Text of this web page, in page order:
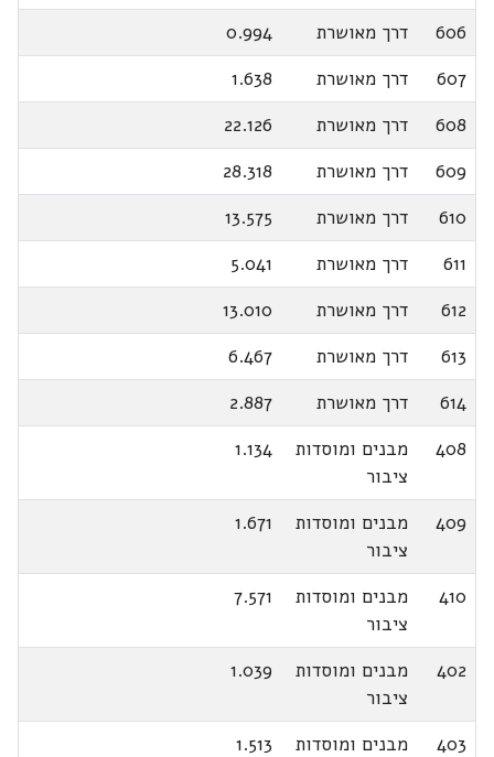
606
דרך מאושרת
0.994
607
דרך מאושרת
1.638
608
דרך מאושרת
22.126
609
דרך מאושרת
28.318
610
דרך מאושרת
13.575
611
דרך מאושרת
5.041
612
דרך מאושרת
13.010
613
דרך מאושרת
6.467
614
דרך מאושרת
2.887
408
מבנים ומוסדות
ציבור
1.134
409
מבנים ומוסדות
ציבור
1.671
410
מבנים ומוסדות
ציבור
7.571
402
מבנים ומוסדות
ציבור
1.039
403
מבנים ומוסדות
1.513